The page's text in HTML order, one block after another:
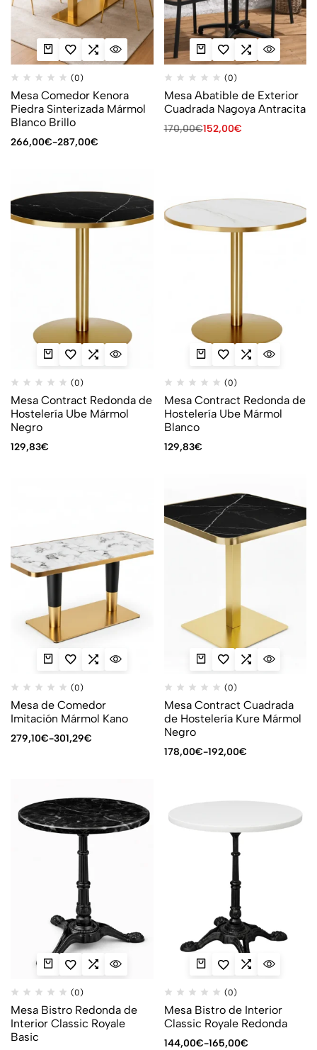
(0)
Mesa Comedor Kenora
Piedra Sinterizada Mármol
Blanco Brillo
266,00€-287,00€
(0)
Mesa Abatible de Exterior
Cuadrada Nagoya Antracita
170,00€152,00€
(0)
Mesa Contract Redonda de
Hostelería Ube Mármol
Negro
129,83€
(0)
Mesa Contract Redonda de
Hostelería Ube Mármol
Blanco
129,83€
(0)
Mesa de Comedor
Imitación Mármol Kano
279,10€-301,29€
(0)
Mesa Contract Cuadrada
de Hostelería Kure Mármol
Negro
178,00€-192,00€
(0)
Mesa Bistro Redonda de
Interior Classic Royale
Basic
(0)
Mesa Bistro de Interior
Classic Royale Redonda
144,00€-165,00€